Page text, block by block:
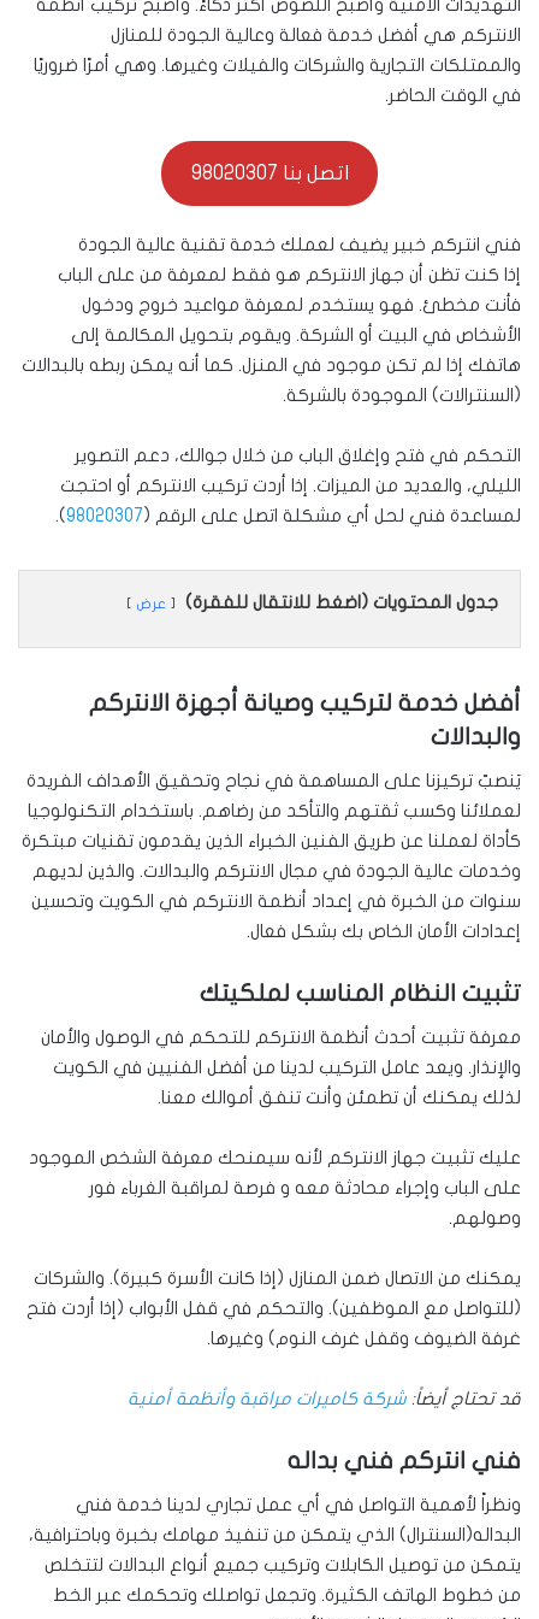
التهديدات الأمنية وأصبح اللصوص أكثر ذكاءً. وأصبح تركيب أنظمة
الانتركم هي أفضل خدمة فعالة وعالية الجودة للمنازل
والممتلكات التجارية والشركات والفيلات وغيرها. وهي أمرًا ضروريًا
في الوقت الحاضر.
اتصل بنا 98020307
فني انتركم خبير يضيف لعملك خدمة تقنية عالية الجودة
إذا كنت تظن أن جهاز الانتركم هو فقط لمعرفة من على الباب
فأنت مخطئ. فهو يستخدم لمعرفة مواعيد خروج ودخول
الأشخاص في البيت أو الشركة. ويقوم بتحويل المكالمة إلى
هاتفك إذا لم تكن موجود في المنزل. كما أنه يمكن ربطه بالبدالات
(السنترالات) الموجودة بالشركة.
التحكم في فتح وإغلاق الباب من خلال جوالك، دعم التصوير
الليلي، والعديد من الميزات. إذا أردت تركيب الانتركم أو احتجت
لمساعدة فني لحل أي مشكلة اتصل على الرقم (98020307
).
جدول المحتويات (اضغط للانتقال للفقرة) عرض
أفضل خدمة لتركيب وصيانة أجهزة الانتركم
والبدالات
يَنصبّ تركيزنا على المساهمة في نجاح وتحقيق الأهداف الفريدة
لعملائنا وكسب ثقتهم والتأكد من رضاهم. باستخدام التكنولوجيا
كأداة لعملنا عن طريق الفنين الخبراء الذين يقدمون تقنيات مبتكرة
وخدمات عالية الجودة في مجال الانتركم والبدالات. والذين لديهم
سنوات من الخبرة في إعداد أنظمة الانتركم في الكويت وتحسين
إعدادات الأمان الخاص بك بشكل فعال.
تثبيت النظام المناسب لملكيتك
معرفة تثبيت أحدث أنظمة الانتركم للتحكم في الوصول والأمان
والإنذار. ويعد عامل التركيب لدينا من أفضل الفنيين في الكويت
لذلك يمكنك أن تطمئن وأنت تنفق أموالك معنا.
عليك تثبيت جهاز الانتركم لأنه سيمنحك معرفة الشخص الموجود
على الباب وإجراء محادثة معه و فرصة لمراقبة الغرباء فور
وصولهم.
يمكنك من الاتصال ضمن المنازل (إذا كانت الأسرة كبيرة). والشركات
(للتواصل مع الموظفين). والتحكم في قفل الأبواب (إذا أردت فتح
غرفة الضيوف وقفل غرف النوم) وغيرها.
قد تحتاج أيضاً: شركة كاميرات مراقبة وأنظمة أمنية
فني انتركم فني بداله
ونظراً لأهمية التواصل في أي عمل تجاري لدينا خدمة فني
البداله(السنترال) الذي يتمكن من تنفيذ مهامك بخبرة وباحترافية،
يتمكن من توصيل الكابلات وتركيب جميع أنواع البدالات لتتخلص
من خطوط الهاتف الكثيرة. وتجعل تواصلك وتحكمك عبر الخط